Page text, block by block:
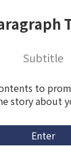
Subtitle
to
story about
Enter